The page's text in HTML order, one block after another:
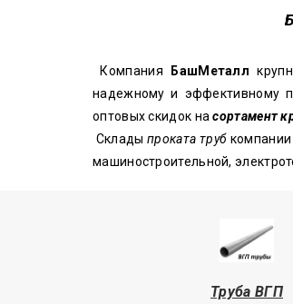
Компания БашМеталл
надежному и эффективному
оптовых скидок насортамент
Складыпроката труб
машиностроительной,
Труба ВГП